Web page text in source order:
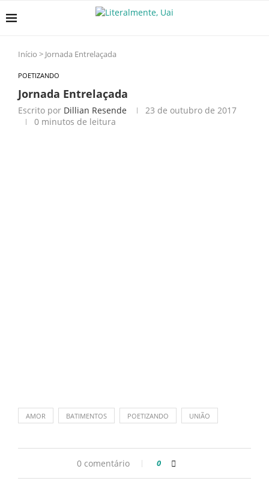
Início > Jornada Entrelaçada
POETIZANDO
Jornada Entrelaçada
Escrito por Dillian Resende
23 de outubro de 2017
0 minutos de leitura
AMOR BATIMENTOS POETIZANDO UNIÃO
0 comentário 0